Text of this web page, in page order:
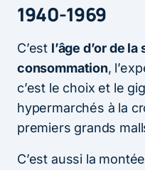
1940-1969
C’est l’âge d’or de
consommation,
c’est le choix et le
hypermarchés à la
premiers grands
C’est aussi la